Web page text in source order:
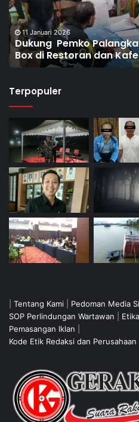
8 Januari 2026
Dorong Pembentukan
Narkoba di Puntun
Terpopuler
Tentang Kami Pedoman Media
SOP Perlindungan Wartawan
Pemasangan Iklan
Kode Etik Redaksi dan Perusahaan